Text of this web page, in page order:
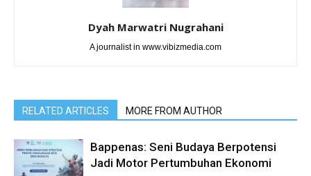
Dyah Marwatri Nugrahani
A journalist in www.vibizmedia.com
RELATED ARTICLES MORE FROM AUTHOR
Bappenas: Seni Budaya Berpotensi
Jadi Motor Pertumbuhan Ekonomi